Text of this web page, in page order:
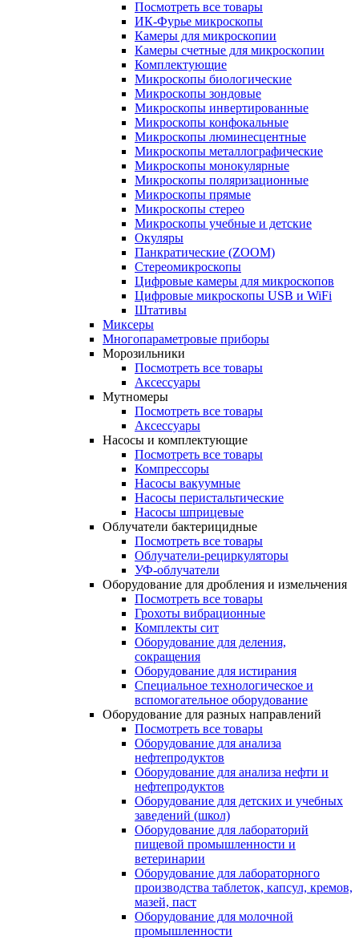
Посмотреть все товары
ИК-Фурье микроскопы
Камеры для микроскопии
Камеры счетные для микроскопии
Комплектующие
Микроскопы биологические
Микроскопы зондовые
Микроскопы инвертированные
Микроскопы конфокальные
Микроскопы люминесцентные
Микроскопы металлографические
Микроскопы монокулярные
Микроскопы поляризационные
Микроскопы прямые
Микроскопы стерео
Микроскопы учебные и детские
Окуляры
Панкратические (ZOOM)
Стереомикроскопы
Цифровые камеры для микроскопов
Цифровые микроскопы USB и WiFi
Штативы
Миксеры
Многопараметровые приборы
Морозильники
Посмотреть все товары
Аксессуары
Мутномеры
Посмотреть все товары
Аксессуары
Насосы и комплектующие
Посмотреть все товары
Компрессоры
Насосы вакуумные
Насосы перистальтические
Насосы шприцевые
Облучатели бактерицидные
Посмотреть все товары
Облучатели-рециркуляторы
УФ-облучатели
Оборудование для дробления и измельчения
Посмотреть все товары
Грохоты вибрационные
Комплекты сит
Оборудование для деления,
сокращения
Оборудование для истирания
Специальное технологическое и
вспомогательное оборудование
Оборудование для разных направлений
Посмотреть все товары
Оборудование для анализа
нефтепродуктов
Оборудование для анализа нефти и
нефтепродуктов
Оборудование для детских и учебных
заведений (школ)
Оборудование для лабораторий
пищевой промышленности и
ветеринарии
Оборудование для лабораторного
производства таблеток, капсул, кремов,
мазей, паст
Оборудование для молочной
промышленности